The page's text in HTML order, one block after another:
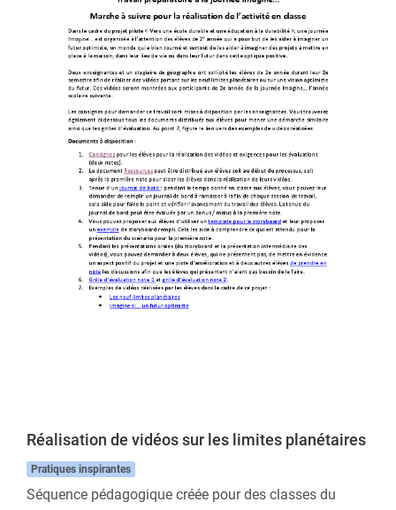
Réalisation de vidéos sur les limites planétaires
Pratiques inspirantes
Séquence pédagogique créée pour des classes du